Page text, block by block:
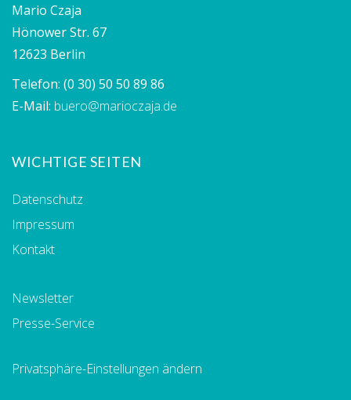
Mario Czaja
Hönower Str. 67
12623 Berlin
Telefon: (0 30) 50 50 89 86
E-Mail: buero@marioczaja.de
WICHTIGE SEITEN
Datenschutz
Impressum
Kontakt
Newsletter
Presse-Service
Privatsphäre-Einstellungen ändern